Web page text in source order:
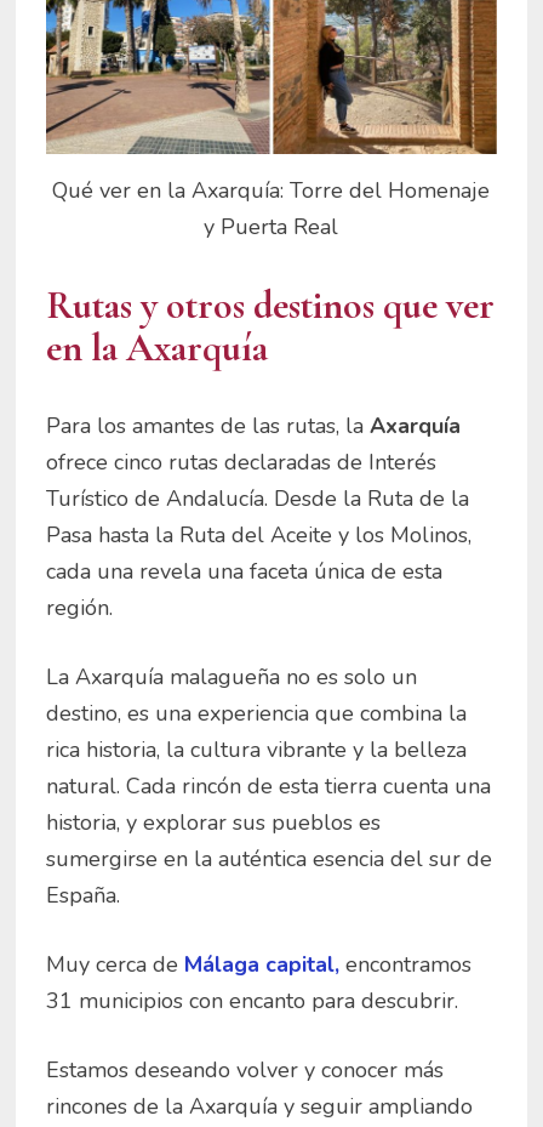
Qué ver en la Axarquía: Torre del Homenaje
y Puerta Real
Rutas y otros destinos que ver
en la Axarquía
Para los amantes de las rutas, la Axarquía
ofrece cinco rutas declaradas de Interés
Turístico de Andalucía. Desde la Ruta de la
Pasa hasta la Ruta del Aceite y los Molinos,
cada una revela una faceta única de esta
región.
La Axarquía malagueña no es solo un
destino, es una experiencia que combina la
rica historia, la cultura vibrante y la belleza
natural. Cada rincón de esta tierra cuenta una
historia, y explorar sus pueblos es
sumergirse en la auténtica esencia del sur de
España.
Muy cerca de Málaga capital,encontramos
31 municipios con encanto para descubrir.
Estamos deseando volver y conocer más
rincones de la Axarquía y seguir ampliando